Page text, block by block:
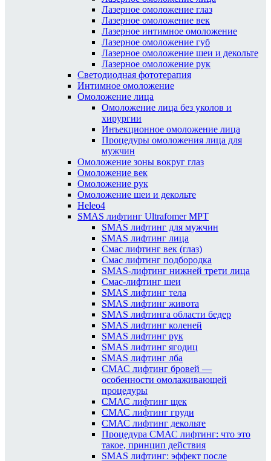
Лазерное омоложение глаз
Лазерное омоложение век
Лазерное интимное омоложение
Лазерное омоложение губ
Лазерное омоложение шеи и декольте
Лазерное омоложение рук
Светодиодная фототерапия
Интимное омоложение
Омоложение лица
Омоложение лица без уколов и
хирургии
Инъекционное омоложение лица
Процедуры омоложения лица для
мужчин
Омоложение зоны вокруг глаз
Омоложение век
Омоложение рук
Омоложение шеи и декольте
Heleo4
SMAS лифтинг Ultrafomer MPT
SMAS лифтинг для мужчин
SMAS лифтинг лица
Смас лифтинг век (глаз)
Смас лифтинг подбородка
SMAS-лифтинг нижней трети лица
Смас-лифтинг шеи
SMAS лифтинг тела
SMAS лифтинг живота
SMAS лифтинга области бедер
SMAS лифтинг коленей
SMAS лифтинг рук
SMAS лифтинг ягодиц
SMAS лифтинг лба
СМАС лифтинг бровей —
особенности омолаживающей
процедуры
СМАС лифтинг щек
СМАС лифтинг груди
СМАС лифтинг декольте
Процедура СМАС лифтинг: что это
такое, принцип действия
SMAS лифтинг: эффект после